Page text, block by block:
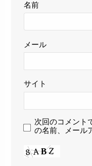
名前
メール
サイト
次回のコメント
の名前、メール